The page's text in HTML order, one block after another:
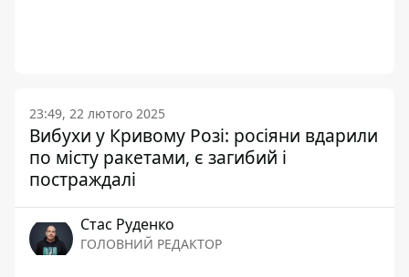
23:49, 22 лютого 2025
Вибухи у Кривому Розі: росіяни вдарили
по місту ракетами, є загибий і
постраждалі
Стас Руденко
ГОЛОВНИЙ РЕДАКТОР